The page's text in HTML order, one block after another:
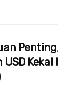
Kekal